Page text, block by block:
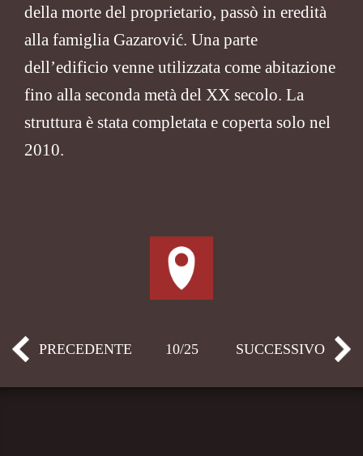
della morte del proprietario, passò in eredità
alla famiglia Gazarović. Una parte
dell’edificio venne utilizzata come abitazione
fino alla seconda metà del XX secolo. La
struttura è stata completata e coperta solo nel
2010.
PRECEDENTE 10/25 SUCCESSIVO